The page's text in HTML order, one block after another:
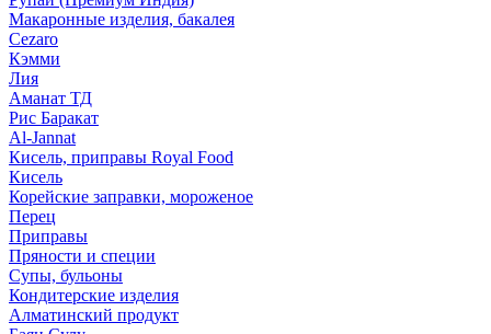
Макаронные изделия, бакалея
Cezaro
Кэмми
Лия
Аманат ТД
Рис Баракат
Al-Jannat
Кисель, приправы Royal Food
Кисель
Корейские заправки, мороженое
Перец
Приправы
Пряности и специи
Супы, бульоны
Кондитерские изделия
Алматинский продукт